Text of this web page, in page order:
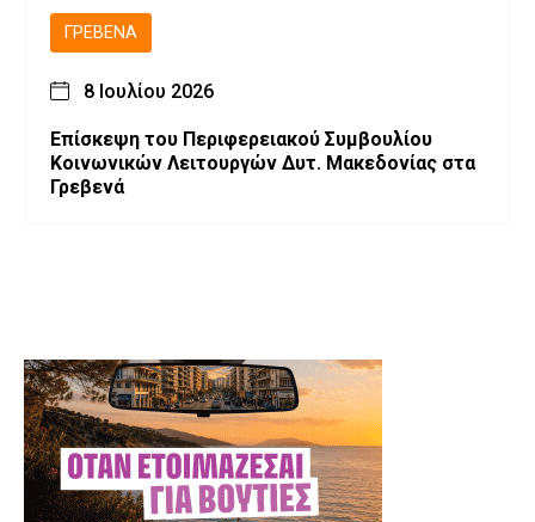
ΓΡΕΒΕΝΆ
8 Ιουλίου 2026
Επίσκεψη του Περιφερειακού Συμβουλίου
Κοινωνικών Λειτουργών Δυτ. Μακεδονίας στα
Γρεβενά